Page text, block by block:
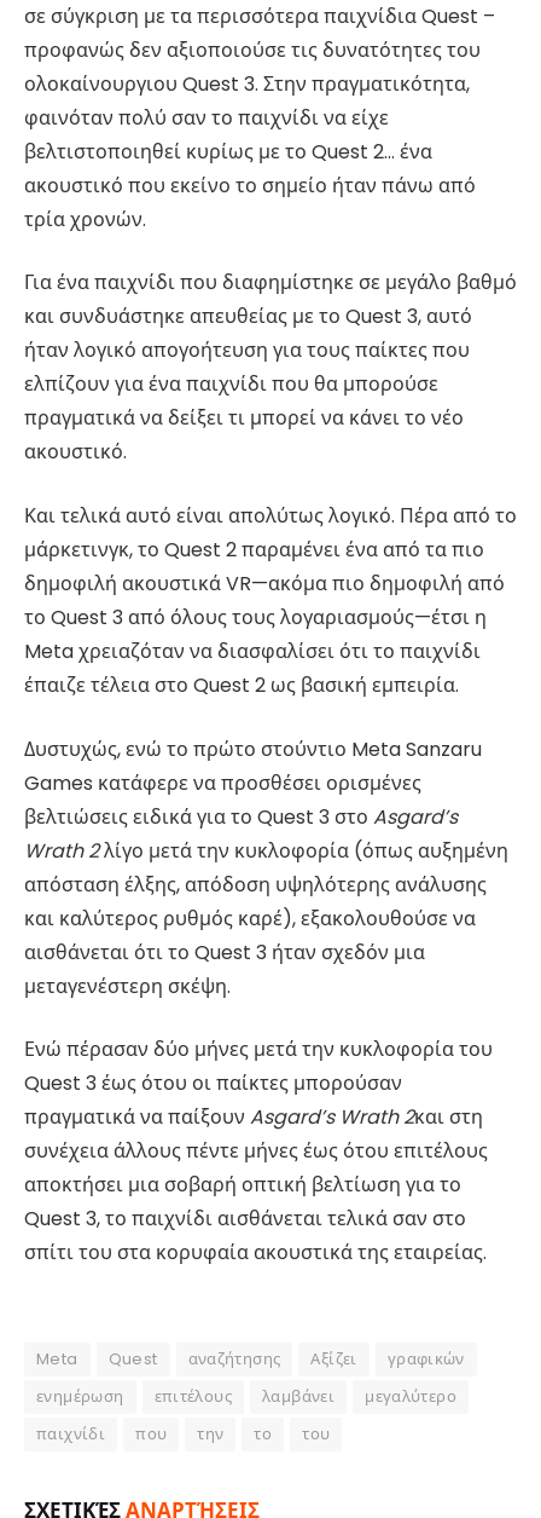
σε σύγκριση με τα περισσότερα παιχνίδια Quest –
προφανώς δεν αξιοποιούσε τις δυνατότητες του
ολοκαίνουργιου Quest 3. Στην πραγματικότητα,
φαινόταν πολύ σαν το παιχνίδι να είχε
βελτιστοποιηθεί κυρίως με το Quest 2… ένα
ακουστικό που εκείνο το σημείο ήταν πάνω από
τρία χρονών.
Για ένα παιχνίδι που διαφημίστηκε σε μεγάλο βαθμό
και συνδυάστηκε απευθείας με το Quest 3, αυτό
ήταν λογικό απογοήτευση για τους παίκτες που
ελπίζουν για ένα παιχνίδι που θα μπορούσε
πραγματικά να δείξει τι μπορεί να κάνει το νέο
ακουστικό.
Και τελικά αυτό είναι απολύτως λογικό. Πέρα από το
μάρκετινγκ, το Quest 2 παραμένει ένα από τα πιο
δημοφιλή ακουστικά VR—ακόμα πιο δημοφιλή από
το Quest 3 από όλους τους λογαριασμούς—έτσι η
Meta χρειαζόταν να διασφαλίσει ότι το παιχνίδι
έπαιζε τέλεια στο Quest 2 ως βασική εμπειρία.
Δυστυχώς, ενώ το πρώτο στούντιο Meta Sanzaru
Games κατάφερε να προσθέσει ορισμένες
βελτιώσεις ειδικά για το Quest 3 στο Asgard’s
Wrath 2λίγο μετά την κυκλοφορία (όπως αυξημένη
απόσταση έλξης, απόδοση υψηλότερης ανάλυσης
και καλύτερος ρυθμός καρέ), εξακολουθούσε να
αισθάνεται ότι το Quest 3 ήταν σχεδόν μια
μεταγενέστερη σκέψη.
Ενώ πέρασαν δύο μήνες μετά την κυκλοφορία του
Quest 3 έως ότου οι παίκτες μπορούσαν
πραγματικά να παίξουν Asgard’s Wrath 2και στη
συνέχεια άλλους πέντε μήνες έως ότου επιτέλους
αποκτήσει μια σοβαρή οπτική βελτίωση για το
Quest 3, το παιχνίδι αισθάνεται τελικά σαν στο
σπίτι του στα κορυφαία ακουστικά της εταιρείας.
Meta Quest αναζήτησης Αξίζει
γραφικών
ενημέρωση
επιτέλους λαμβάνει
μεγαλύτερο
παιχνίδι
που την το του
ΣΧΕΤΙΚΈΣΑΝΑΡΤΉΣΕΙΣ